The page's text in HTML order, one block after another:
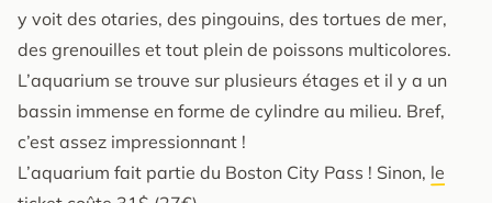
y voit des otaries, des pingouins, des tortues de mer,
des grenouilles et tout plein de poissons multicolores.
L’aquarium se trouve sur plusieurs étages et il y a un
bassin immense en forme de cylindre au milieu. Bref,
c’est assez impressionnant !
L’aquarium fait partie du Boston City Pass ! Sinon, le